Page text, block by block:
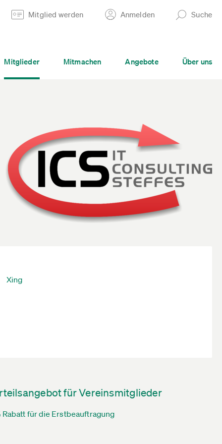
Mitglied werden Anmelden Suche
Mitglieder Mitmachen Angebote Über uns
Xing
für Vereinsmitglieder
Rabatt für die Erstbeauftragung